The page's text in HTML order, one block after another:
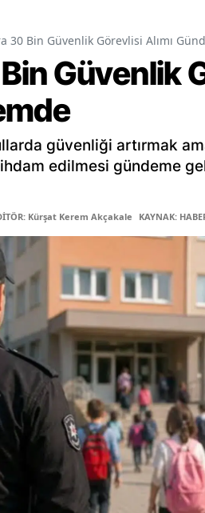
30 Bin Güvenlik Görevlisi Alımı
Güvenlik
güvenliği artırmak
edilmesi gündeme
Kürşat Kerem Akçakale KAYNAK: